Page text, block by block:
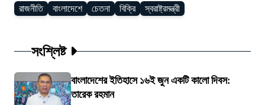
রাজনীতি বাংলাদেশে চেতনা বিক্রি স্বরাষ্ট্রমন্ত্রী
সংশ্লিষ্ট
বাংলাদেশের ইতিহাসে ১৬ই জুন একটি কালো দিবস:
তারেক রহমান